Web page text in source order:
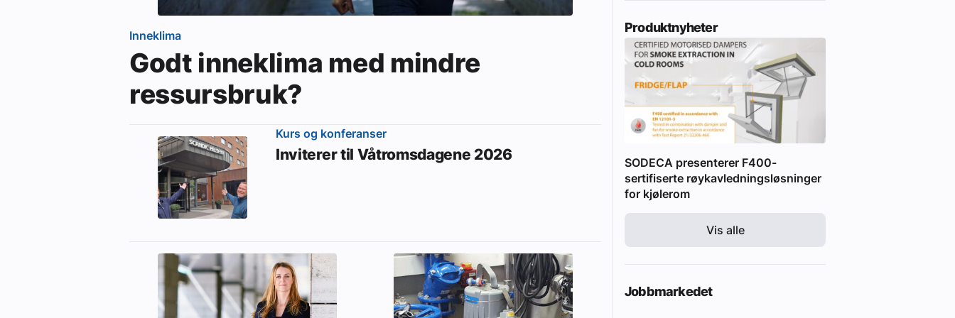
Inneklima
Godt inneklima med mindre
ressursbruk?
Kurs og konferanser
Inviterer til Våtromsdagene 2026
Produktnyheter
SODECA presenterer F400-
sertifiserte røykavledningsløsninger
for kjølerom
Vis alle
Jobbmarkedet